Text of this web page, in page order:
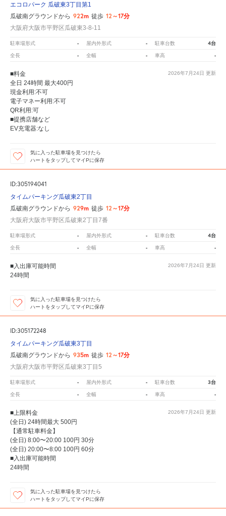
エコロパーク 瓜破東3丁目第1
瓜破南グラウンドから 922m 徒歩 12～17分
大阪府大阪市平野区瓜破東3-8-11
駐車場形式 - 屋内外形式 - 駐車台数 4台
全長 - 全幅 - 車高 -
2026年7月24日 更新
■料金
全日 24時間 最大400円
現金利用:不可
電子マネー利用:不可
QR利用:可
■提携店舗など
EV充電器:なし
気に入った駐車場を見つけたら
ハートをタップしてマイPに保存
ID:305194041
タイムパーキング瓜破東2丁目
瓜破南グラウンドから 929m 徒歩 12～17分
大阪府大阪市平野区瓜破東2丁目7番
駐車場形式 - 屋内外形式 - 駐車台数 4台
全長 - 全幅 - 車高 -
2026年7月24日 更新
■入出庫可能時間
24時間
気に入った駐車場を見つけたら
ハートをタップしてマイPに保存
ID:305172248
タイムパーキング瓜破東3丁目
瓜破南グラウンドから 935m 徒歩 12～17分
大阪府大阪市平野区瓜破東3丁目5
駐車場形式 - 屋内外形式 - 駐車台数 3台
全長 - 全幅 - 車高 -
2026年7月24日 更新
■上限料金
(全日) 24時間最大 500円
【通常駐車料金】
(全日) 8:00〜20:00 100円 30分
(全日) 20:00〜8:00 100円 60分
■入出庫可能時間
24時間
気に入った駐車場を見つけたら
ハートをタップしてマイPに保存